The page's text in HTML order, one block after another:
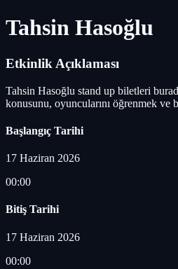
Tahsin Hasoğlu
Etkinlik Açıklaması
Tahsin Hasoğlu stand up biletleri
konusunu, oyuncularını öğrenmek ve
Başlangıç Tarihi
17 Haziran 2026
00:00
Bitiş Tarihi
17 Haziran 2026
00:00